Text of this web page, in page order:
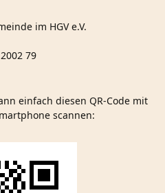
im HGV e.V.
79
einfach diesen QR-Code mit
scannen: